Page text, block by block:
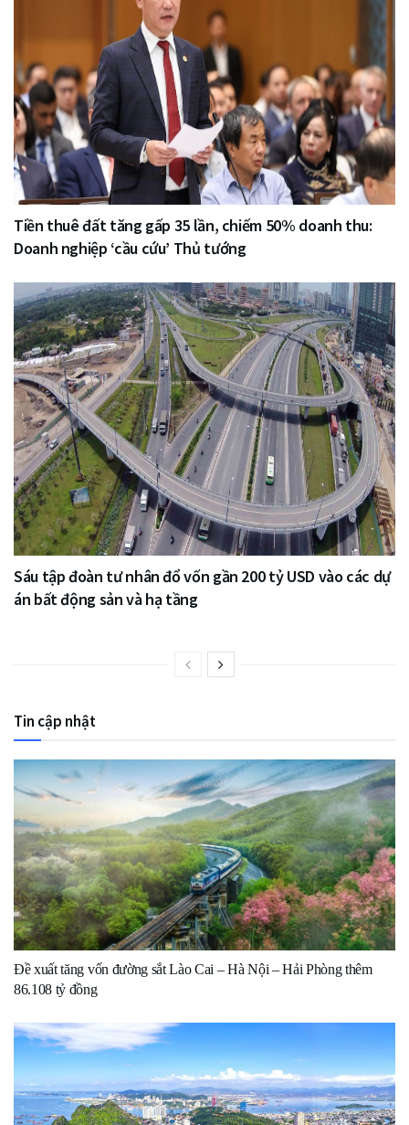
Tiền thuê đất tăng gấp 35 lần, chiếm 50% doanh thu:
Doanh nghiệp ‘cầu cứu’ Thủ tướng
Sáu tập đoàn tư nhân đổ vốn gần 200 tỷ USD vào các dự
án bất động sản và hạ tầng
Tin cập nhật
Đề xuất tăng vốn đường sắt Lào Cai – Hà Nội – Hải Phòng thêm
86.108 tỷ đồng